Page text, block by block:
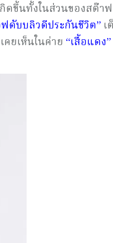
ดขึ้นทั้งในส่วนของสต๊า
ฟดับบลิวดีประกันชีวิต” เ
ยเห็นในค่าย “เสื้อแดง”